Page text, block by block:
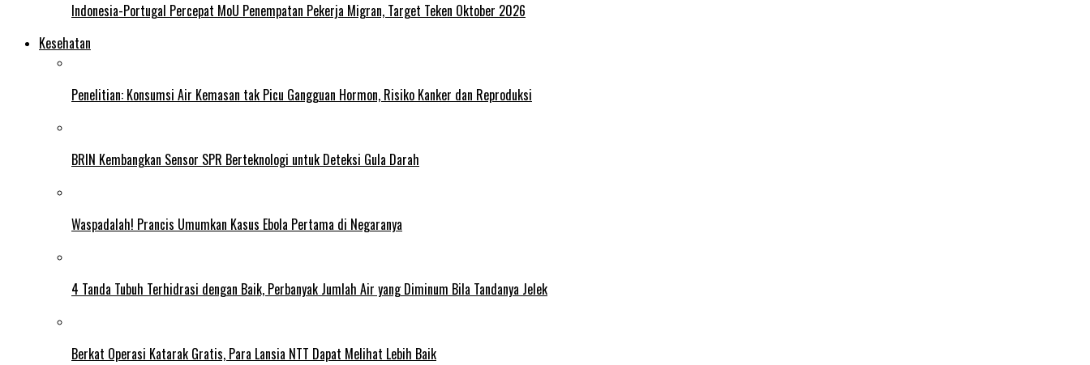
Indonesia-Portugal Percepat MoU Penempatan Pekerja Migran, Target Teken Oktober 2026
Kesehatan
Penelitian: Konsumsi Air Kemasan tak Picu Gangguan Hormon, Risiko Kanker dan Reproduksi
BRIN Kembangkan Sensor SPR Berteknologi untuk Deteksi Gula Darah
Waspadalah! Prancis Umumkan Kasus Ebola Pertama di Negaranya
4 Tanda Tubuh Terhidrasi dengan Baik, Perbanyak Jumlah Air yang Diminum Bila Tandanya Jelek
Berkat Operasi Katarak Gratis, Para Lansia NTT Dapat Melihat Lebih Baik